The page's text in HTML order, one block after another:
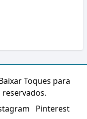
Toques para
Pinterest